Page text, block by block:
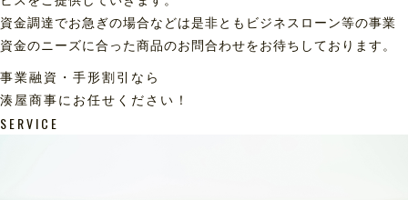
資金調達でお急ぎの場合などは是非ともビジネスローン等の事業
資金のニーズに合った商品のお問合わせをお待ちしております。
事業融資・手形割引なら
湊屋商事にお任せください！
SERVICE